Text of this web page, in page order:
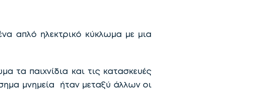
απλό ηλεκτρικό κύκλωμα με μια
τα παιχνίδια και τις κατασκευές
μνημεία ήταν μεταξύ άλλων οι